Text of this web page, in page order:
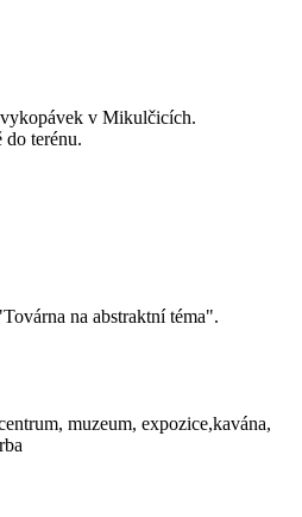
v Mikulčicích.
do terénu.
na abstraktní téma".
muzeum, expozice,kavána,